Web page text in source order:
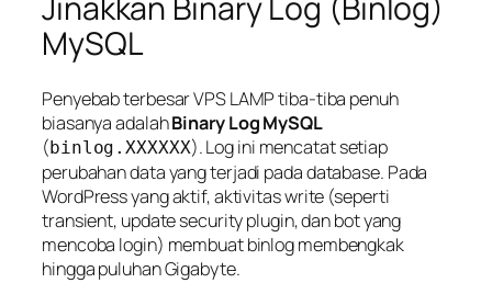
MySQL
Penyebab terbesar VPS LAMP tiba-tiba penuh
biasanya adalahBinary Log MySQL
( binlog.XXXXXX). Log ini mencatatsetiap
perubahan datayang terjadi pada database. Pada
WordPress yang aktif, aktivitaswrite (seperti
transient, update security plugin, dan bot yang
mencoba login) membuat binlog membengkak
hingga puluhan Gigabyte.